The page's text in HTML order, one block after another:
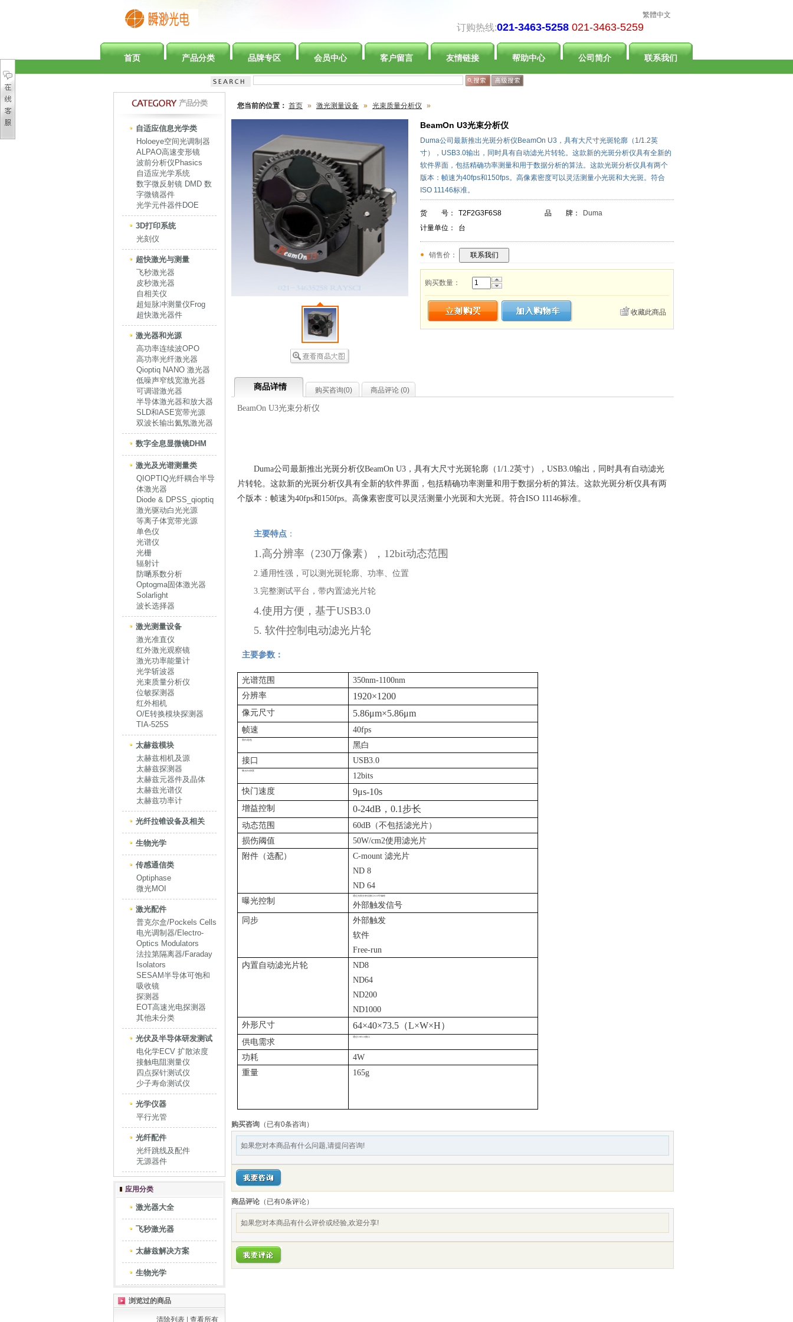
繁體中文
订购热线:021-3463-5258 021-3463-5259
首页 产品分类 品牌专区 会员中心 客户留言 友情链接 帮助中心 公司简介 联系我们
产品分类
自适应信息光学类
Holoeye空间光调制器
ALPAO高速变形镜
波前分析仪Phasics
自适应光学系统
数字微反射镜 DMD 数
字微镜器件
光学元件器件DOE
3D打印系统
光刻仪
超快激光与测量
飞秒激光器
皮秒激光器
自相关仪
超短脉冲测量仪Frog
超快激光器件
激光器和光源
高功率连续波OPO
高功率光纤激光器
Qioptiq NANO 激光器
低噪声窄线宽激光器
可调谐激光器
半导体激光器和放大器
SLD和ASE宽带光源
双波长输出氦氖激光器
数字全息显微镜DHM
激光及光谱测量类
QIOPTIQ光纤耦合半导
体激光器
Diode & DPSS_qioptiq
激光驱动白光光源
等离子体宽带光源
单色仪
光谱仪
光栅
辐射计
防嗮系数分析
Optogma固体激光器
Solarlight
波长选择器
激光测量设备
激光准直仪
红外激光观察镜
激光功率能量计
光学斩波器
光束质量分析仪
位敏探测器
红外相机
O/E转换模块探测器
TIA-525S
太赫兹模块
太赫兹相机及源
太赫兹探测器
太赫兹元器件及晶体
太赫兹光谱仪
太赫兹功率计
光纤拉锥设备及相关
生物光学
传感通信类
Optiphase
微光MOI
激光配件
普克尔盒/Pockels Cells
电光调制器/Electro-
Optics Modulators
法拉第隔离器/Faraday
Isolators
SESAM半导体可饱和
吸收镜
探测器
EOT高速光电探测器
其他未分类
光伏及半导体研发测试
电化学ECV 扩散浓度
接触电阻测量仪
四点探针测试仪
少子寿命测试仪
光学仪器
平行光管
光纤配件
光纤跳线及配件
无源器件
应用分类
激光器大全
飞秒激光器
太赫兹解决方案
生物光学
浏览过的商品
清除列表 查看所有
您当前的位置： 首页 » 激光测量设备 » 光束质量分析仪 »
BeamOn U3光束分析仪
Duma公司最新推出光斑分析仪BeamOn U3，具有大尺寸光斑轮廓（1/1.2英
寸），USB3.0输出，同时具有自动滤光片转轮。这款新的光斑分析仪具有全新的
软件界面，包括精确功率测量和用于数据分析的算法。这款光斑分析仪具有两个
版本：帧速为40fps和150fps。高像素密度可以灵活测量小光斑和大光斑。符合
ISO 11146标准。
货 号： T2F2G3F6S8 品 牌：
Duma
计量单位：
台
销售价：
购买数量：
收藏此商品
商品详情 购买咨询(0) 商品评论 (0)
BeamOn U3光束分析仪
Duma公司最新推出光斑分析仪BeamOn U3，具有大尺寸光斑轮廓（1/1.2英寸），USB3.0输出，同时具有自动滤光
片转轮。这款新的光斑分析仪具有全新的软件界面，包括精确功率测量和用于数据分析的算法。这款光斑分析仪具有两
个版本：帧速为40fps和150fps。高像素密度可以灵活测量小光斑和大光斑。符合ISO 11146标准。
主要特点 ：
1.高分辨率（230万像素）， 12bit动态范围
2.通用性强，可以测光斑轮廓、功率、位置
3.完整测试平台，带内置滤光片轮
4.使用方便，基于USB3.0
5. 软件控制电动滤光片轮
主要参数：
光谱范围
350nm-1100nm
分辨率
1920×1200
像元尺寸 5.86μm×5.86μm
帧速 40fps
黑白/彩色
黑白
接口
USB3.0
像元Bit深度
12bits
快门速度
9μs-10s
增益控制 0-24dB， 0.1 步长
动态范围
60dB（不包括滤光片）
损伤阈值
50W/cm2使用滤光片
附件（选配）
C-mount 滤光片
ND 8
ND 64
曝光控制
通过光斑分析仪接口GUI可编程
外部触发信号
同步
外部触发
软件
Free-run
内置自动滤光片轮
ND8
ND64
ND200
ND1000
外形尺寸
64×40×73.5 （L×W×H）
供电需求
通过USB3.0接口
功耗
4W
重量
165g
购买咨询 （已有0条咨询）
如果您对本商品有什么问题,请提问咨询!
商品评论 （已有0条评论）
如果您对本商品有什么评价或经验,欢迎分享!